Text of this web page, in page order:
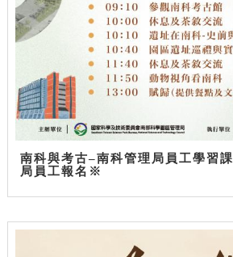
南科與考古–南科管理局員工學習
局員工報名※